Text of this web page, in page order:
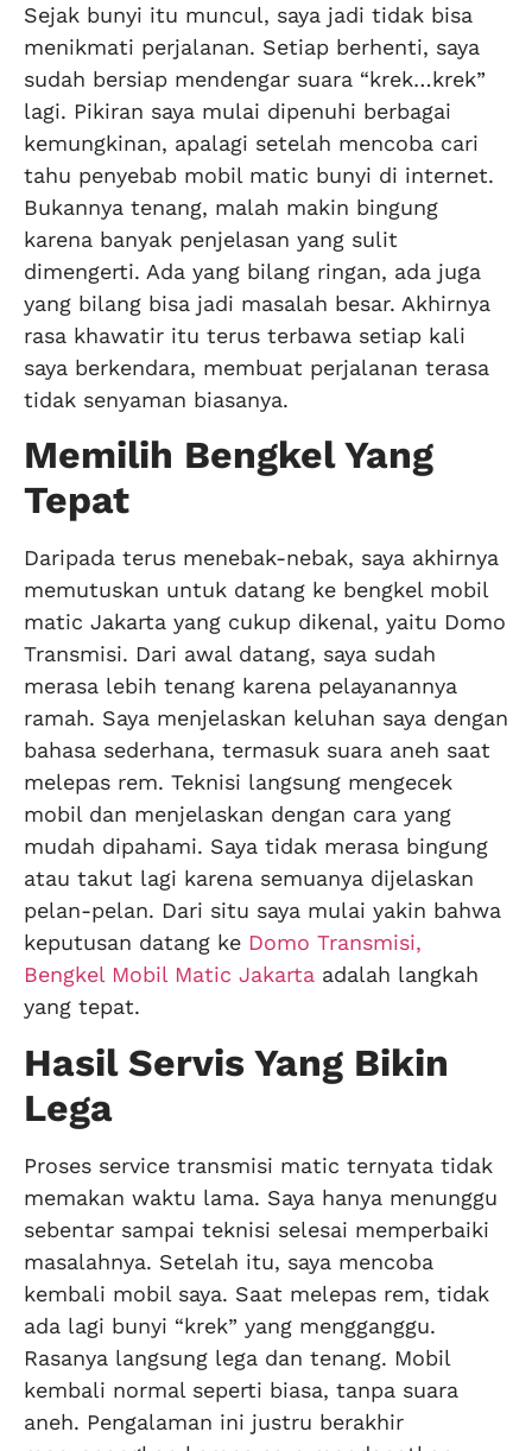
Sejak bunyi itu muncul, saya jadi tidak bisa
menikmati perjalanan. Setiap berhenti, saya
sudah bersiap mendengar suara “krek…krek”
lagi. Pikiran saya mulai dipenuhi berbagai
kemungkinan, apalagi setelah mencoba cari
tahu penyebab mobil matic bunyi di internet.
Bukannya tenang, malah makin bingung
karena banyak penjelasan yang sulit
dimengerti. Ada yang bilang ringan, ada juga
yang bilang bisa jadi masalah besar. Akhirnya
rasa khawatir itu terus terbawa setiap kali
saya berkendara, membuat perjalanan terasa
tidak senyaman biasanya.
Memilih Bengkel Yang
Tepat
Daripada terus menebak-nebak, saya akhirnya
memutuskan untuk datang ke bengkel mobil
matic Jakarta yang cukup dikenal, yaitu Domo
Transmisi. Dari awal datang, saya sudah
merasa lebih tenang karena pelayanannya
ramah. Saya menjelaskan keluhan saya dengan
bahasa sederhana, termasuk suara aneh saat
melepas rem. Teknisi langsung mengecek
mobil dan menjelaskan dengan cara yang
mudah dipahami. Saya tidak merasa bingung
atau takut lagi karena semuanya dijelaskan
pelan-pelan. Dari situ saya mulai yakin bahwa
keputusan datang ke Domo Transmisi,
Bengkel Mobil Matic Jakarta adalah langkah
yang tepat.
Hasil Servis Yang Bikin
Lega
Proses service transmisi matic ternyata tidak
memakan waktu lama. Saya hanya menunggu
sebentar sampai teknisi selesai memperbaiki
masalahnya. Setelah itu, saya mencoba
kembali mobil saya. Saat melepas rem, tidak
ada lagi bunyi “krek” yang mengganggu.
Rasanya langsung lega dan tenang. Mobil
kembali normal seperti biasa, tanpa suara
aneh. Pengalaman ini justru berakhir